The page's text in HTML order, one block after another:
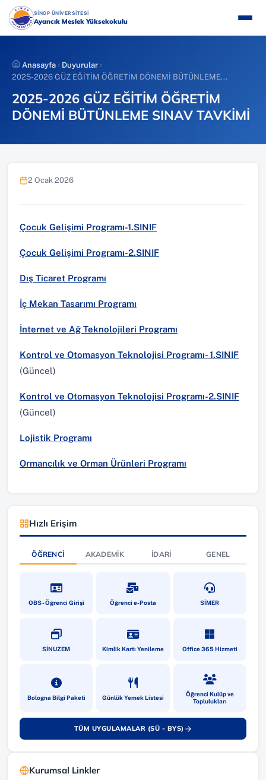
İçeriğe
atla
SİNOP ÜNİVERSİTESİ(YENI SEKMEDE AÇILIR)
Ayancık Meslek Yüksekokulu
Anasayfa
Duyurular
2025-2026 GÜZ EĞİTİM ÖĞRETİM DÖNEMİ BÜTÜNLEME...
2025-2026 GÜZ EĞİTİM ÖĞRETİM
DÖNEMİ BÜTÜNLEME SINAV TAVKİMİ
2 Ocak 2026
Çocuk Gelişimi Programı-1.SINIF
Çocuk Gelişimi Programı-2.SINIF
Dış Ticaret Programı
İç Mekan Tasarımı Programı
İnternet ve Ağ Teknolojileri Programı
Kontrol ve Otomasyon Teknolojisi Programı- 1.SINIF
(Güncel)
Kontrol ve Otomasyon Teknolojisi Programı-2.SINIF
(Güncel)
Lojistik Programı
Ormancılık ve Orman Ürünleri Programı
Hızlı Erişim
ÖĞRENCI AKADEMIK İDARI GENEL
OBS - Öğrenci Girişi(yeni sekmede açılır)Öğrenci e-Posta(yeni sekmede açılır)SİMER(yeni sekmede
SİNUZEM(yeni sekmede açılır)Kimlik Kartı Yenileme(yeni sekmede açılır)Office 365 Hizmeti
(yeni sekmede
Bologna Bilgi Paketi(yeni sekmede açılır)Günlük Yemek Listesi(yeni sekmede açılır)Öğrenci Kulüp ve
Toplulukları
(yeni sekmede
TÜM UYGULAMALAR (SÜ - BYS)
(yeni sekmede açılır)
Kurumsal Linkler